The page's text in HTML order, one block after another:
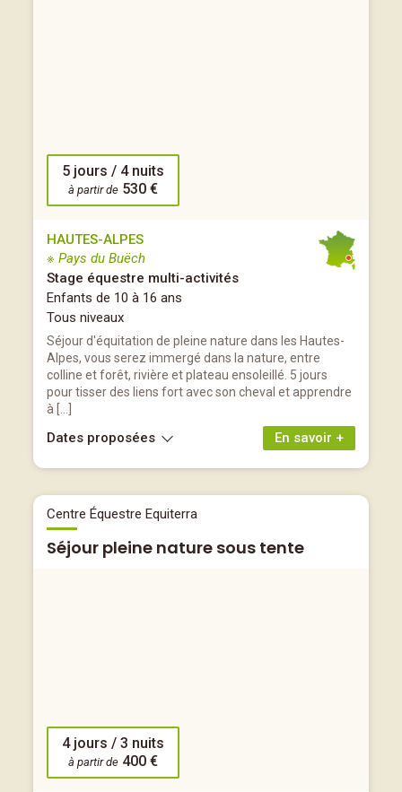
5 jours / 4 nuits
à partir de 530 €
HAUTES-ALPES
※ Pays du Buëch
Stage équestre multi-activités
Enfants de 10 à 16 ans
Tous niveaux
Séjour d'équitation de pleine nature dans les Hautes-
Alpes, vous serez immergé dans la nature, entre
colline et forêt, rivière et plateau ensoleillé. 5 jours
pour tisser des liens fort avec son cheval et apprendre
à […]
En savoir +
Dates proposées
Centre Équestre Equiterra
Séjour pleine nature sous tente
4 jours / 3 nuits
à partir de 400 €